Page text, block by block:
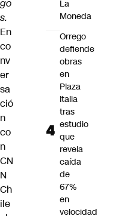
go
s.
En
co
nv
er
sa
ció
n
co
n
CN
N
Ch
ile
La
Moneda
Orrego
defiende
obras
en
Plaza
Italia
tras
estudio
que
revela
caída
de
67%
en
velocidad